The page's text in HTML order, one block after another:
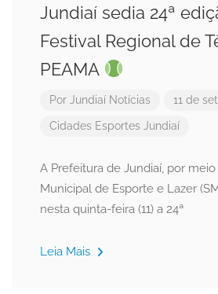
Jundiaí sedia 24ª
Festival Regional de
PEAMA
Por Jundiaí Notícias 11 de
Cidades Esportes Jundiaí
A Prefeitura de Jundiaí, por
Municipal de Esporte e Lazer
nesta quinta-feira (11) a 24ª
Leia Mais